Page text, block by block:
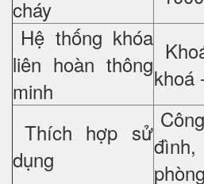
cháy
Hệ thống khóa
liên hoàn thông
minh
khoá
Thích hợp sử
dụng